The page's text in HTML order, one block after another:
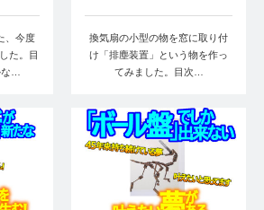
、今度
た。目
…
換気扇の小型の物を窓に取り付
け「排塵装置」という物を作っ
てみました。目次…